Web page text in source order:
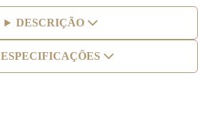
DESCRIÇÃO
ESPECIFICAÇÕES